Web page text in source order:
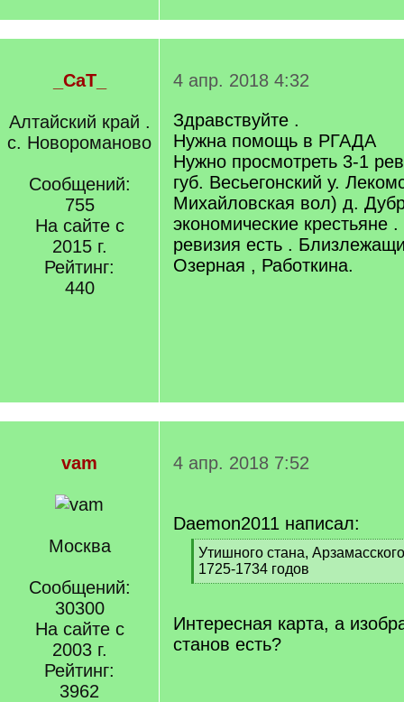
_CaT_
Алтайский край .
с. Новороманово
Сообщений:
755
На сайте с
2015 г.
Рейтинг:
440
4 апр. 2018 4:32
Здравствуйте .
Нужна помощь в РГАДА
Нужно просмотреть 3-1
губ. Весьегонский у.
Михайловская вол) д.
экономические крестьяне
ревизия есть .
Озерная , Работкина.
vam
Москва
Сообщений:
30300
На сайте с
2003 г.
Рейтинг:
3962
4 апр. 2018 7:52
Daemon2011 написал:
[
q
]
Утишного стана,
1725-1734 годов
[
q
]
Интересная карта, а
станов есть?